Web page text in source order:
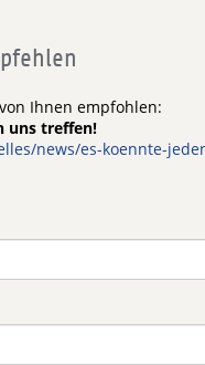
Ihnen empfohlen:
uns treffen!
news/es-koennte-